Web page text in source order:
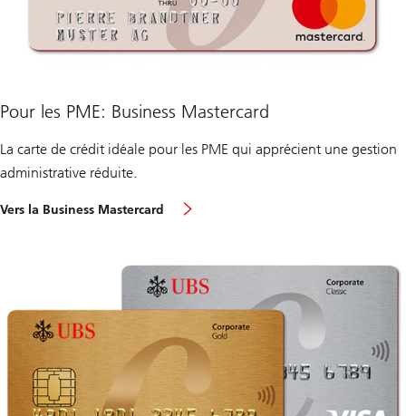
Pour les PME: Business Mastercard
La carte de crédit idéale pour les PME qui apprécient une gestion
administrative réduite.
Vers la Business Mastercard